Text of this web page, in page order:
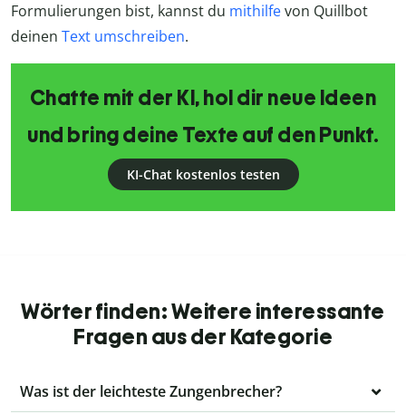
Formulierungen bist, kannst du mithilfevon Quillbot
deinen Text umschreiben.
Chatte mit der KI, hol dir neue Ideen
und bring deine Texte auf den Punkt.
KI-Chat kostenlos testen
Wörter finden: Weitere interessante
Fragen aus der Kategorie
Was ist der leichteste Zungenbrecher?